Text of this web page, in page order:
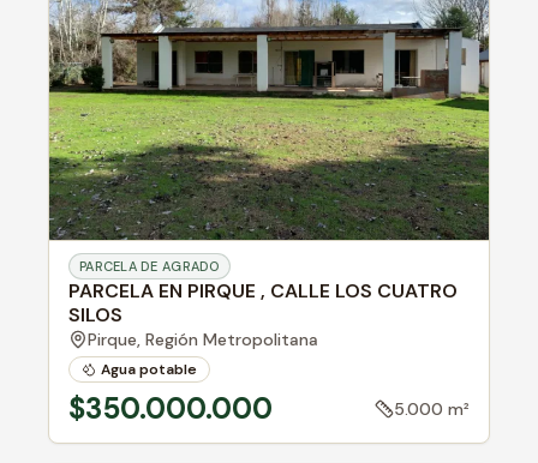
PARCELA DE AGRADO
PARCELA EN PIRQUE , CALLE LOS CUATRO
SILOS
Pirque, Región Metropolitana
Agua potable
$350.000.000 5.000 m²